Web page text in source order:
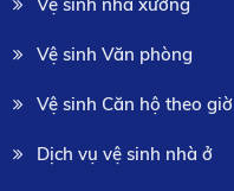
Vệ sinh Văn phòng
Vệ sinh Căn hộ theo giờ
Dịch vụ vệ sinh nhà ở